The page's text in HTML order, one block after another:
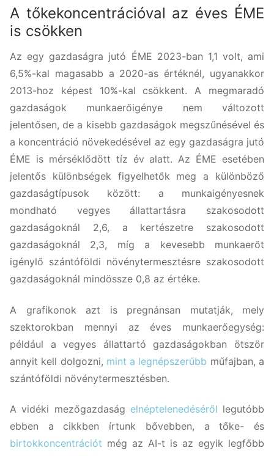
A tőkekoncentrációval az éves ÉME
is csökken
Az egy gazdaságra jutó ÉME 2023-ban 1,1 volt, ami
6,5%-kal magasabb a 2020-as értéknél, ugyanakkor
2013-hoz képest 10%-kal csökkent. A megmaradó
gazdaságok munkaerőigénye nem változott
jelentősen, de a kisebb gazdaságok megszűnésével és
a koncentráció növekedésével az egy gazdaságra jutó
ÉME is mérséklődött tíz év alatt. Az ÉME esetében
jelentős különbségek figyelhetők meg a különböző
gazdaságtípusok között: a munkaigényesnek
mondható vegyes állattartásra szakosodott
gazdaságoknál 2,6, a kertészetre szakosodott
gazdaságoknál 2,3, míg a kevesebb munkaerőt
igénylő szántóföldi növénytermesztésre szakosodott
gazdaságoknál mindössze 0,8 az értéke.
A grafikonok azt is pregnánsan mutatják, mely
szektorokban mennyi az éves munkaerőegység:
például a vegyes állattartó gazdaságokban ötször
annyit kell dolgozni, mint a legnépszerűbb műfajban, a
szántóföldi növénytermesztésben.
A vidéki mezőgazdaság elnéptelenedéséről legutóbb
ebben a cikkben írtunk bővebben, a tőke- és
birtokkoncentrációt még az AI-t is az egyik legfőbb